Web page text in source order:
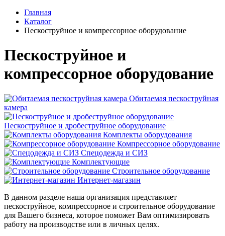
Главная
Каталог
Пескоструйное и компрессорное оборудование
Пескоструйное и
компрессорное оборудование
Обитаемая пескоструйная
камера
Пескоструйное и дробеструйное оборудование
Комплекты оборудования
Компрессорное оборудование
Спецодежда и СИЗ
Комплектующие
Строительное оборудование
Интернет-магазин
В данном разделе наша организация представляет
пескоструйное, компрессорное и строительное оборудование
для Вашего бизнеса, которое поможет Вам оптимизировать
работу на производстве или в личных целях.